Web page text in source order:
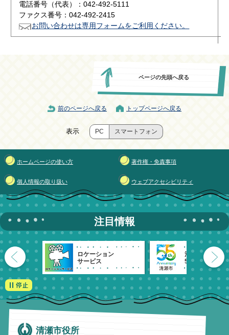
電話番号（代表）：042-492-5111
ファクス番号：042-492-2415
お問い合わせは専用フォームをご利用ください。
ページの先頭へ戻る
前のページへ戻る トップページへ戻る
表示 PC スマートフォン
ホームページの使い方 著作権・免責事項
個人情報の取り扱い ウェブアクセシビリティ
注目情報
ロケーション
サービス
清瀬市
55周年記念
清瀬市役所